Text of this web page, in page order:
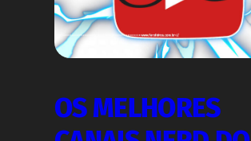
OS MELHORES